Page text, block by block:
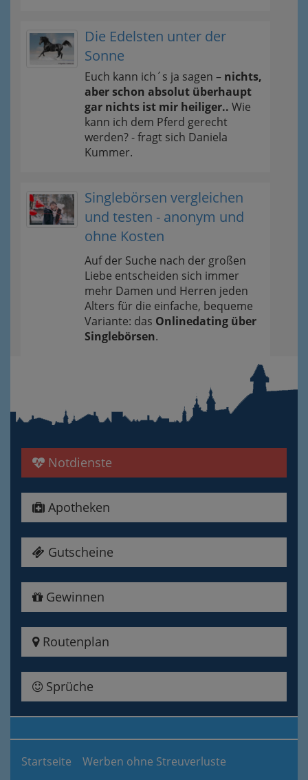
Die Edelsten unter der
Sonne
Euch kann ich´s ja sagen – nichts,
aber schon absolut überhaupt
gar nichts ist mir heiliger.. Wie
kann ich dem Pferd gerecht
werden? - fragt sich Daniela
Kummer.
Singlebörsen vergleichen
und testen - anonym und
ohne Kosten
Auf der Suche nach der großen
Liebe entscheiden sich immer
mehr Damen und Herren jeden
Alters für die einfache, bequeme
Variante: das Onlinedating über
Singlebörsen.
Notdienste
Apotheken
Gutscheine
Gewinnen
Routenplan
Sprüche
Startseite Werben ohne Streuverluste